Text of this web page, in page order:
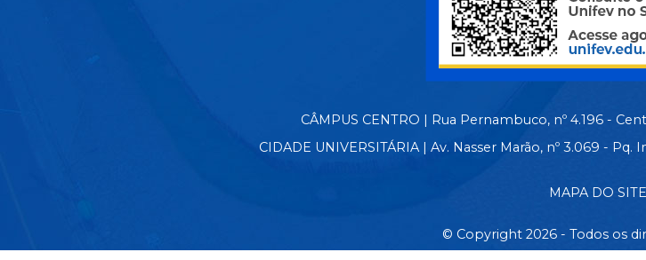
CÂMPUS CENTRO | Rua Pernambuco, nº 4.196 -
CIDADE UNIVERSITÁRIA | Av. Nasser Marão, nº 3.069 -
MAPA DO SITE
© Copyright 2026 - Todos os